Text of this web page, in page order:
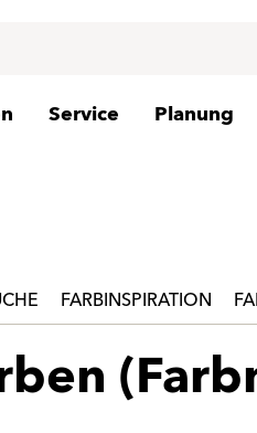
Service Planung
FARBINSPIRATION